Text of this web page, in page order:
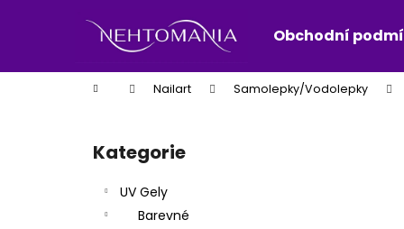
Obchodní
Domů Nailart Samolepky/Vodolepky
Přeskočit
kategorie
Kategorie
UV Gely
Barevné
í
do
do